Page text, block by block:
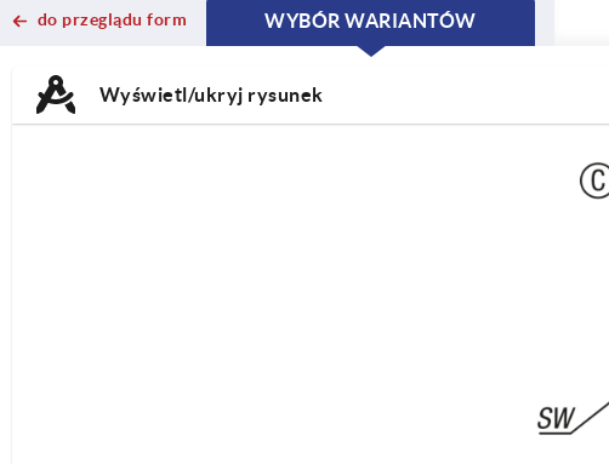
do przeglądu form
WYBÓR WARIANTÓW
CURRENT
CURRENT
Wyświetl/ukryj rysunek